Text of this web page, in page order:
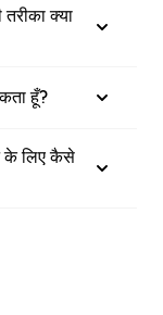
क्या
हूँ?
के लिए कैसे